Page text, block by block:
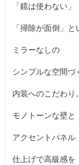
「鏡は使わない」
「掃除が面倒」と
ミラーなしの
シンプルな空間づ
内装へのこだわり。
モノトーンな壁と
アクセントパネル
仕上げで高級感を